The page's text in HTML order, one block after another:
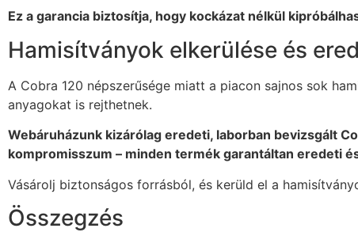
Ez a garancia biztosítja, hogy kockázat nélkül
Hamisítványok elkerülése és
A Cobra 120 népszerűsége miatt a piacon sajnos sok
anyagokat is rejthetnek.
Webáruházunk kizárólag eredeti, laborban bevizsgált
kompromisszum – minden termék garantáltan eredeti
Vásárolj biztonságos forrásból, és kerüld el a
Összegzés